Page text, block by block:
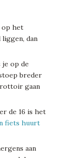
op het
dan
op de
breder
gaan
de 16 is het
fiets huurt
aan